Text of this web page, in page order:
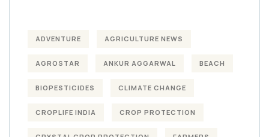
ADVENTURE AGRICULTURE NEWS
AGROSTAR ANKUR AGGARWAL BEACH
BIOPESTICIDES CLIMATE CHANGE
CROPLIFE INDIA CROP PROTECTION